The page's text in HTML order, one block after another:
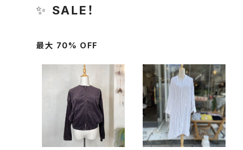
✨ SALE！
最大 70% OFF